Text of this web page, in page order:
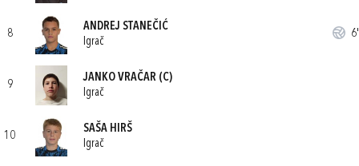
8
ANDREJ STANEČIĆ
Igrač
6'
9
JANKO VRAČAR (C)
Igrač
10
SAŠA HIRŠ
Igrač